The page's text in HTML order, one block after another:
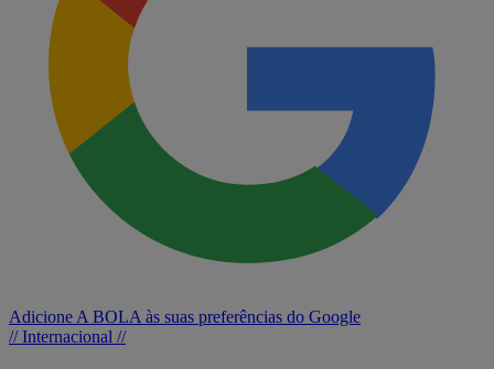
Adicione A BOLA às suas preferências do Google
// Internacional //